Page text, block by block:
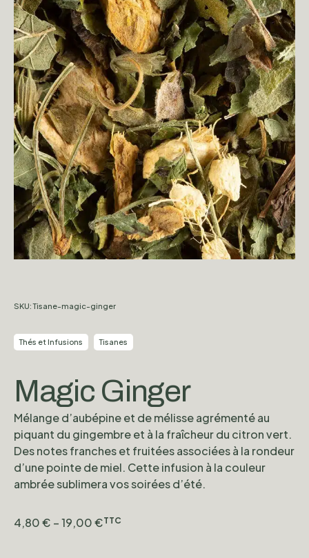
SKU:Tisane-magic-ginger
Thés et Infusions Tisanes
Magic Ginger
Mélange d’aubépine et de mélisse agrémenté au
piquant du gingembre et à la fraîcheur du citron vert.
Des notes franches et fruitées associées à la rondeur
d’une pointe de miel. Cette infusion à la couleur
ambrée sublimera vos soirées d’été.
4,80€ –19,00€TTC